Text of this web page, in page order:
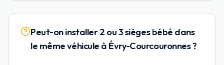
Peut-on installer 2 ou 3 sièges bébé dans
le même véhicule à Évry-Courcouronnes ?